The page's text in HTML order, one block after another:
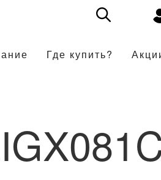
Где купить?